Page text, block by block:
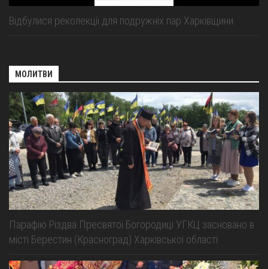
Відбулися реколекції для подружніх пар Харківщини
МОЛИТВИ
Парафію Різдва Пресвятої Богородиці УГКЦ засновано в
місті Берестин (Красноград) Харківської області